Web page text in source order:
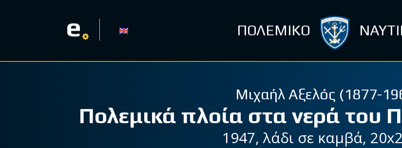
e ΠΟΛΕΜΙΚΟ
Μιχαήλ Αξελός (1877-
Πολεμικά πλοία στα νερά του
1947, λάδι σε καμβά,